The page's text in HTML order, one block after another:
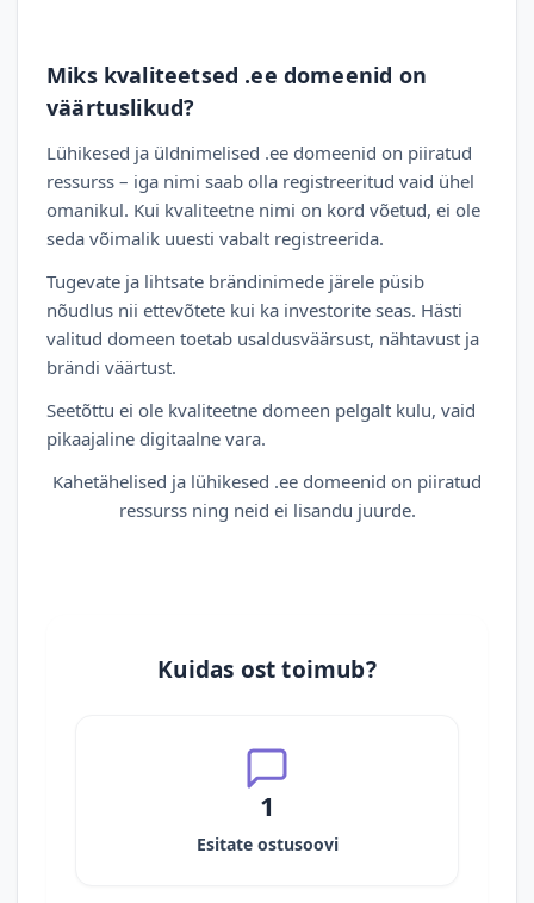
Miks kvaliteetsed .ee domeenid on
väärtuslikud?
Lühikesed ja üldnimelised .ee domeenid on piiratud
ressurss – iga nimi saab olla registreeritud vaid ühel
omanikul. Kui kvaliteetne nimi on kord võetud, ei ole
seda võimalik uuesti vabalt registreerida.
Tugevate ja lihtsate brändinimede järele püsib
nõudlus nii ettevõtete kui ka investorite seas. Hästi
valitud domeen toetab usaldusväärsust, nähtavust ja
brändi väärtust.
Seetõttu ei ole kvaliteetne domeen pelgalt kulu, vaid
pikaajaline digitaalne vara.
Kahetähelised ja lühikesed .ee domeenid on piiratud
ressurss ning neid ei lisandu juurde.
Kuidas ost toimub?
1
Esitate ostusoovi